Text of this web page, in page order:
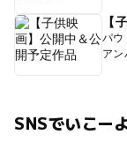
【
パウ
ア
SNSでいこー